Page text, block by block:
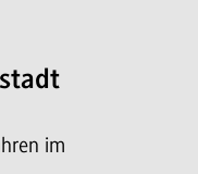
im